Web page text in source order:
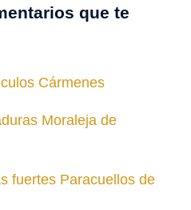
que te
Cármenes
Moraleja de
fuertes Paracuellos de